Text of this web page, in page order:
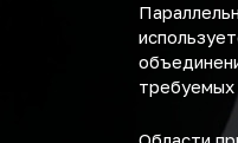
требуемых